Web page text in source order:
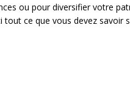
ou pour diversifier votre
ce que vous devez savoir